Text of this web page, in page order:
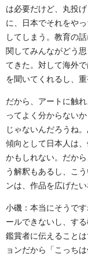
は必要だけど、丸投
に、日本でそれをや
してしまう。教育の
関してみんながどう
てきた。対して海外
を聞いてくれるし、重
だから、アートに触
ってよく分からない
じゃないんだろうね
傾向として日本人は
かもしれない。だか
う解釈もあるし、こ
ンは、作品を広げたい
小磯：本当にそうで
ールできないし、す
鑑賞者に伝えること
ョンだから「こっち